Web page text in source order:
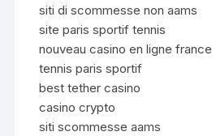
siti di scommesse non aams
site paris sportif tennis
nouveau casino en ligne france
tennis paris sportif
best tether casino
casino crypto
siti scommesse aams